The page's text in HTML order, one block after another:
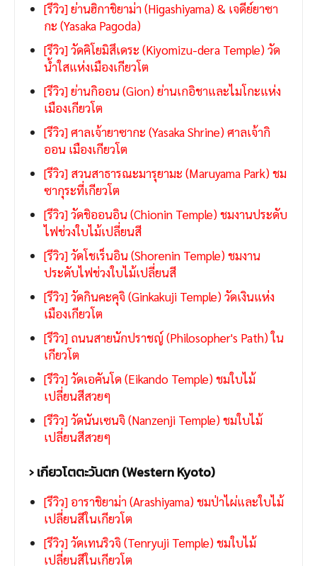
[รีวิว] ย่านฮิกาชิยาม่า (Higashiyama) & เจดีย์ยาซา
กะ (Yasaka Pagoda)
[รีวิว] วัดคิโยมิสึเดระ (Kiyomizu-dera Temple) วัด
น้ำใสแห่งเมืองเกียวโต
[รีวิว] ย่านกิออน (Gion) ย่านเกอิชาและไมโกะแห่ง
เมืองเกียวโต
[รีวิว] ศาลเจ้ายาซากะ (Yasaka Shrine) ศาลเจ้ากิ
ออน เมืองเกียวโต
[รีวิว] สวนสาธารณะมารุยามะ (Maruyama Park) ชม
ซากุระที่เกียวโต
[รีวิว] วัดชิออนอิน (Chionin Temple) ชมงานประดับ
ไฟช่วงใบไม้เปลี่ยนสี
[รีวิว] วัดโชเร็นอิน (Shorenin Temple) ชมงาน
ประดับไฟช่วงใบไม้เปลี่ยนสี
[รีวิว] วัดกินคะคุจิ (Ginkakuji Temple) วัดเงินแห่ง
เมืองเกียวโต
[รีวิว] ถนนสายนักปราชญ์ (Philosopher's Path) ใน
เกียวโต
[รีวิว] วัดเอคันโด (Eikando Temple) ชมใบไม้
เปลี่ยนสีสวยๆ
[รีวิว] วัดนันเซนจิ (Nanzenji Temple) ชมใบไม้
เปลี่ยนสีสวยๆ
› เกียวโตตะวันตก (Western Kyoto)
[รีวิว] อาราชิยาม่า (Arashiyama) ชมป่าไผ่และใบไม้
เปลี่ยนสีในเกียวโต
[รีวิว] วัดเทนริวจิ (Tenryuji Temple) ชมใบไม้
เปลี่ยนสีในเกียวโต